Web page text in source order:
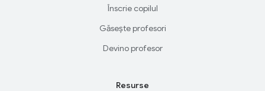
Înscrie copilul
Găsește profesori
Devino profesor
Resurse